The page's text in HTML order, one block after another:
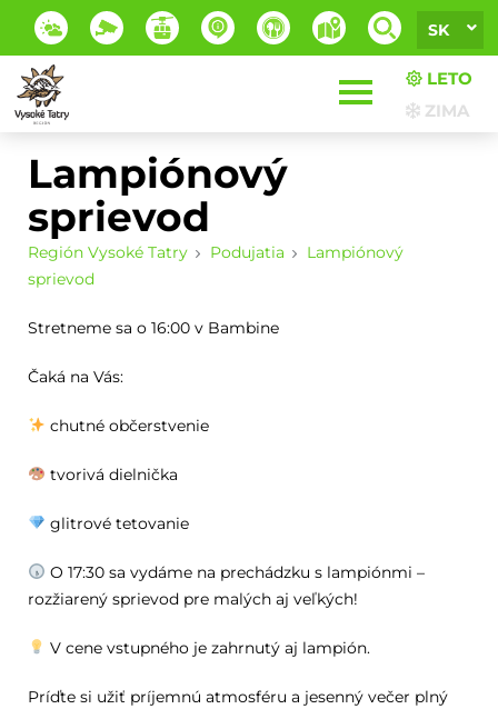
SK
LETO
ZIMA
Lampiónový
sprievod
Región Vysoké Tatry Podujatia
Lampiónový
sprievod
Stretneme sa o 16:00 v Bambine
Čaká na Vás:
chutné občerstvenie
tvorivá dielnička
glitrové tetovanie
O 17:30 sa vydáme na prechádzku s lampiónmi –
rozžiarený sprievod pre malých aj veľkých!
V cene vstupného je zahrnutý aj lampión.
Príďte si užiť príjemnú atmosféru a jesenný večer plný